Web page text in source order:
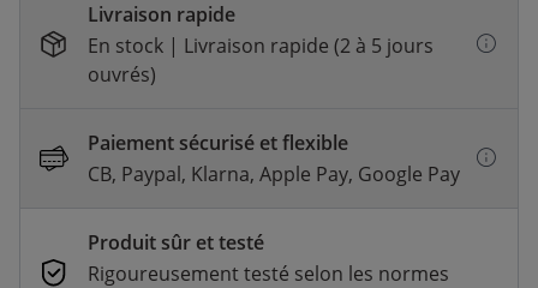
Livraison rapide
En stock | Livraison rapide (2 à 5 jours
ouvrés)
Paiement sécurisé et flexible
CB, Paypal, Klarna, Apple Pay, Google Pay
Produit sûr et testé
Rigoureusement testé selon les normes